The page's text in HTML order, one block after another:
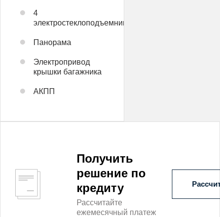
4
электростеклоподъемника
Панорама
Электропривод
крышки багажника
АКПП
Получить
решение по
кредиту
Рассчитайте
ежемесячный платеж